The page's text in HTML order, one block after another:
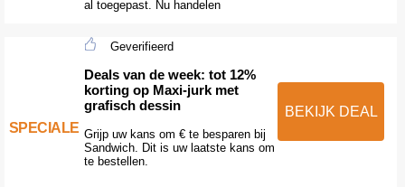
al toegepast. Nu handelen
SPECIALE
Geverifieerd
Deals van de week: tot 12%
korting op Maxi-jurk met
grafisch dessin
Grijp uw kans om € te besparen bij
Sandwich. Dit is uw laatste kans om
te bestellen.
BEKIJK DEAL